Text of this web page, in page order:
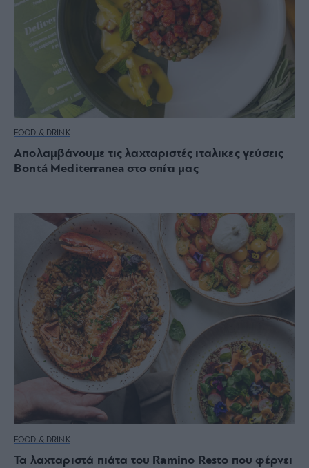
FOOD & DRINK
Απολαμβάνουμε τις λαχταριστές ιταλικες γεύσεις
Bontá Mediterranea στο σπίτι μας
FOOD & DRINK
Τα λαχταριστά πιάτα του Ramino Resto που φέρνει